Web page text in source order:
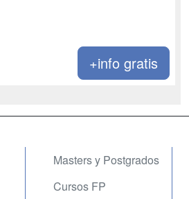
+info gratis
Masters y Postgrados
Cursos FP